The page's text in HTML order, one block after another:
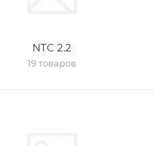
NTC 2.2
19 товаров